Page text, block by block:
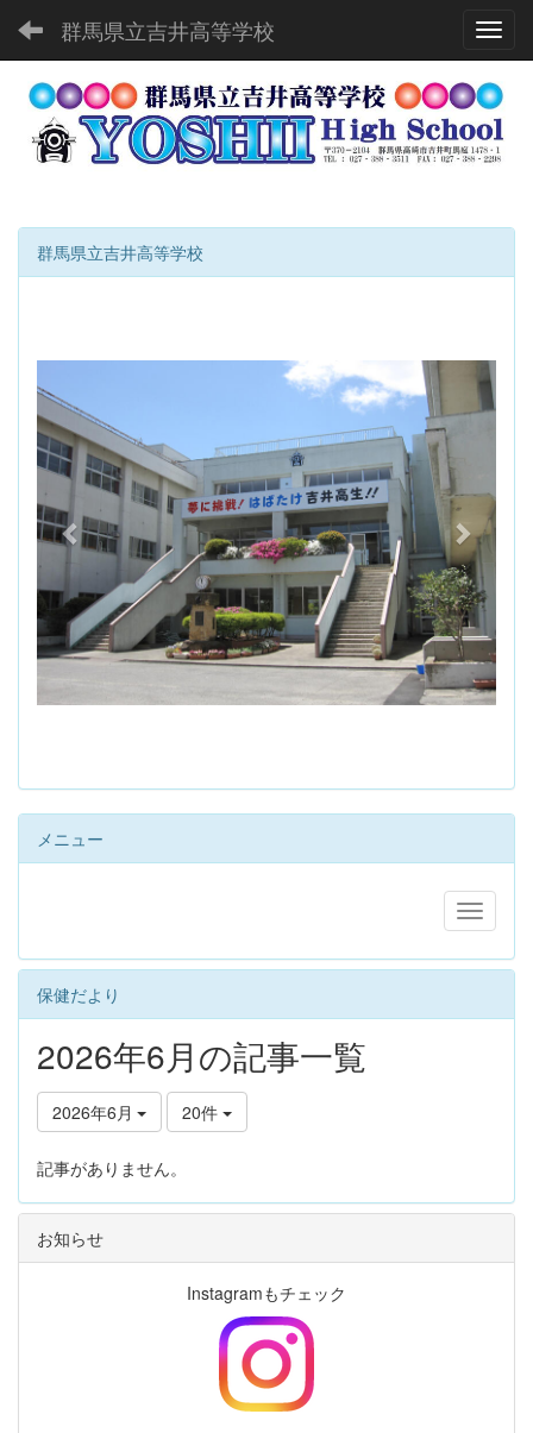
群馬県立吉井高等学校
群馬県立吉井高等学校
v
i
o
u
s
t
メニュー
保健だより
2026年6月の記事一覧
2026年6月 20件
記事がありません。
お知らせ
Instagramもチェック